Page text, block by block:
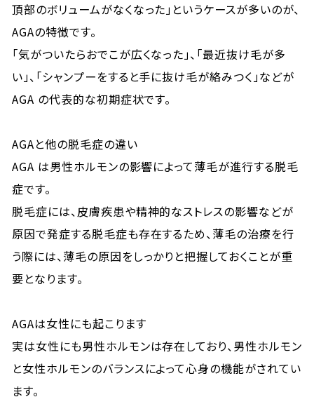
頂部のボリュームがなくなった」というケースが多いのが、
AGAの特徴です。
「気がついたらおでこが広くなった」、「最近抜け毛が多
い」、「シャンプーをすると手に抜け毛が絡みつく」などが
AGA の代表的な初期症状です。
AGAと他の脱毛症の違い
AGA は男性ホルモンの影響によって薄毛が進行する脱毛
症です。
脱毛症には、皮膚疾患や精神的なストレスの影響などが
原因で発症する脱毛症も存在するため、薄毛の治療を行
う際には、薄毛の原因をしっかりと把握しておくことが重
要となります。
AGAは女性にも起こります
実は女性にも男性ホルモンは存在しており、男性ホルモン
と女性ホルモンのバランスによって心身の機能がされてい
ます。